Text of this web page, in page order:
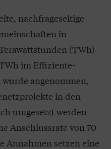
nachfrageseitige
in
(TWh)
im Effiziente-
angenommen,
in den
umgesetzt werden
Anschlussrate von 70
Annahmen setzen eine